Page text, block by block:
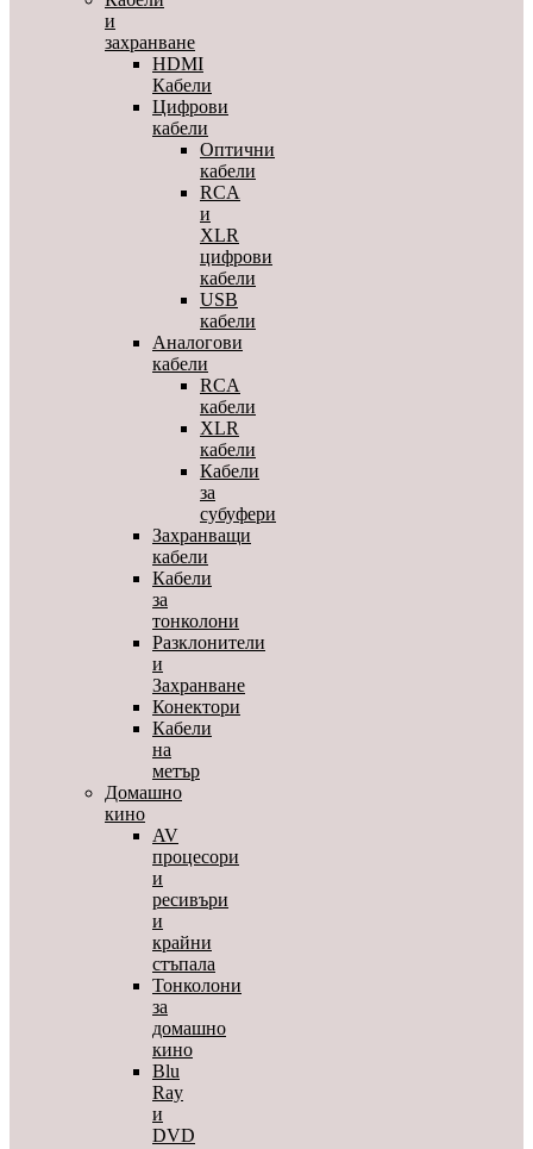
и
захранване
HDMI
Кабели
Цифрови
кабели
Оптични
кабели
RCA
и
XLR
цифрови
кабели
USB
кабели
Аналогови
кабели
RCA
кабели
XLR
кабели
Кабели
за
субуфери
Захранващи
кабели
Кабели
за
тонколони
Разклонители
и
Захранване
Конектори
Кабели
на
метър
Домашно
кино
AV
процесори
и
ресивъри
и
крайни
стъпала
Тонколони
за
домашно
кино
Blu
Ray
и
DVD